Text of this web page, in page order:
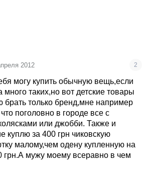
2012 2
могу купить обычную вещь,если
много таких,но вот детские товары
брать только бренд,мне например
поголовно в городе все с
или джобби. Также и
куплю за 400 грн чиковскую
малому,чем одену купленную на
грн.А мужу моему всеравно в чем